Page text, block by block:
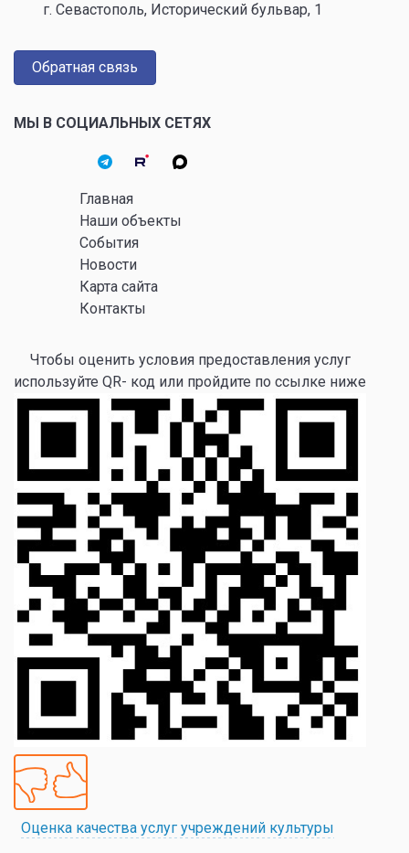
г. Севастополь, Исторический бульвар, 1
Обратная связь
МЫ В СОЦИАЛЬНЫХ СЕТЯХ
Главная
Наши объекты
События
Новости
Карта сайта
Контакты
Чтобы оценить условия предоставления услуг
используйте QR- код или пройдите по ссылке ниже
Оценка качества услуг учреждений культуры